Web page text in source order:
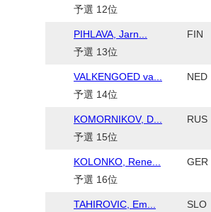
予選 12位
PIHLAVA, Jarn...
予選 13位
FIN
VALKENGOED va...
予選 14位
NED
KOMORNIKOV, D...
予選 15位
RUS
KOLONKO, Rene...
予選 16位
GER
TAHIROVIC, Em...
SLO